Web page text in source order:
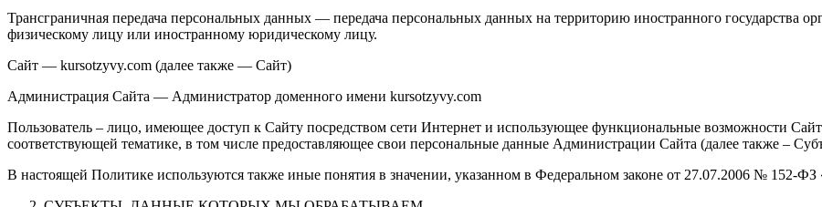
Трансграничная передача персональных данных — передача персональных данных на территорию иностранного государства
физическому лицу или иностранному юридическому лицу.
Сайт — kursotzyvy.com (далее также — Сайт)
Администрация Сайта — Администратор доменного имени kursotzyvy.com
Пользователь – лицо, имеющее доступ к Сайту посредством сети Интернет и использующее функциональные возможности
соответствующей тематике, в том числе предоставляющее свои персональные данные Администрации Сайта (далее также –
В настоящей Политике используются также иные понятия в значении, указанном в Федеральном законе от 27.07.2006 № 152-